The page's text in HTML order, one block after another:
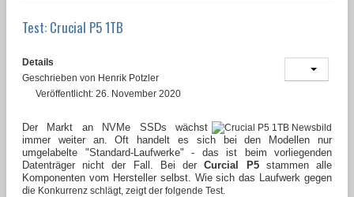
Test: Crucial P5 1TB
Details
Geschrieben von Henrik Potzler
Veröffentlicht: 26. November 2020
Der Markt an NVMe SSDs wächst
immer weiter an. Oft handelt es sich bei den Modellen nur
umgelabelte "Standard-Laufwerke" - das ist beim vorliegenden
Datenträger nicht der Fall. Bei derCurcial P5stammen alle
Komponenten vom Hersteller selbst. Wie sich das Laufwerk gegen
die Konkurrenz schlägt, zeigt der folgende Test.